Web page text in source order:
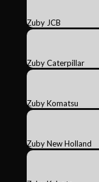
Zuby JCB
Zuby Caterpillar
Zuby Komatsu
Zuby New Holland